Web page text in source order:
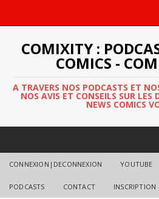
COMIXITY :
COMICS -
A TRAVERS NOS PODCASTS ET
NOS AVIS ET CONSEILS SUR LES
NEWS COMICS
CONNEXION|DECONNEXION YOUTUBE
PODCASTS CONTACT INSCRIPTION